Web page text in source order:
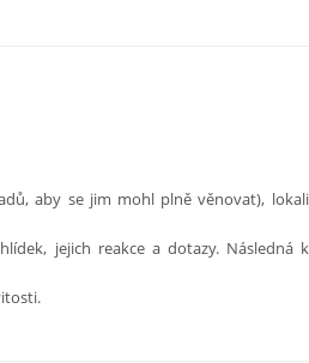
aby se jim mohl plně věnovat),
jejich reakce a dotazy. Následná